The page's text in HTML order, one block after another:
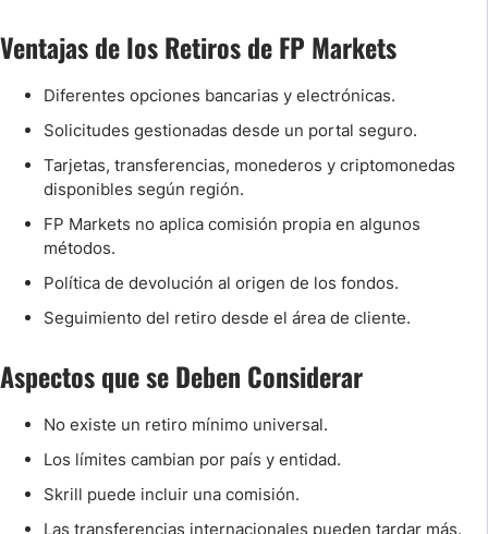
Ventajas de los Retiros de FP Markets
Diferentes opciones bancarias y electrónicas.
Solicitudes gestionadas desde un portal seguro.
Tarjetas, transferencias, monederos y criptomonedas
disponibles según región.
FP Markets no aplica comisión propia en algunos
métodos.
Política de devolución al origen de los fondos.
Seguimiento del retiro desde el área de cliente.
Aspectos que se Deben Considerar
No existe un retiro mínimo universal.
Los límites cambian por país y entidad.
Skrill puede incluir una comisión.
Las transferencias internacionales pueden tardar más.